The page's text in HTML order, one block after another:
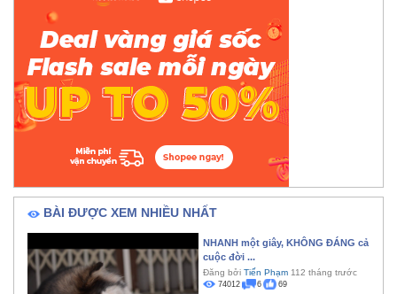
BÀI ĐƯỢC XEM NHIỀU NHẤT
NHANH một giây, KHÔNG ĐÁNG cả
cuộc đời ...
Đăng bởi Tiến Phạm 112 tháng trước
74012 6 69